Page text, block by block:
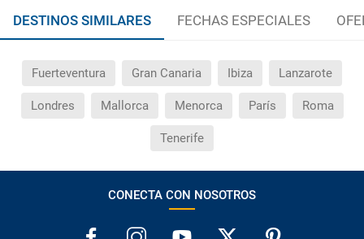
DESTINOS SIMILARES FECHAS ESPECIALES
Fuerteventura Gran Canaria Ibiza Lanzarote
Londres Mallorca Menorca París Roma
Tenerife
CONECTA CON NOSOTROS